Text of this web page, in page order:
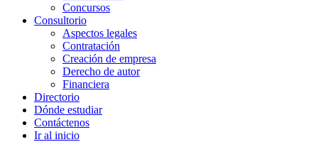
Concursos
Consultorio
Aspectos legales
Contratación
Creación de empresa
Derecho de autor
Financiera
Directorio
Dónde estudiar
Contáctenos
Ir al inicio